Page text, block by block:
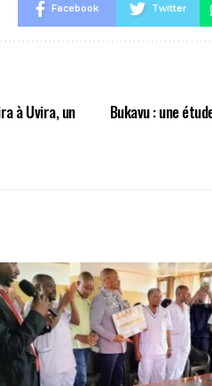
Facebook Twitter
à Uvira, un
Bukavu : une